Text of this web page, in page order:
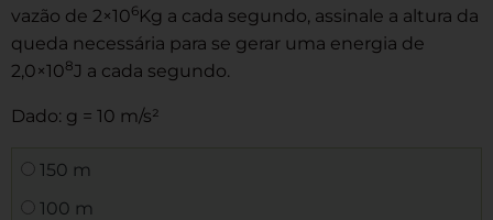
vazão de 2×106Kg a cada segundo, assinale a altura da
queda necessária para se gerar uma energia de
2,0×108J a cada segundo.
Dado: g = 10 m/s²
150 m
100 m